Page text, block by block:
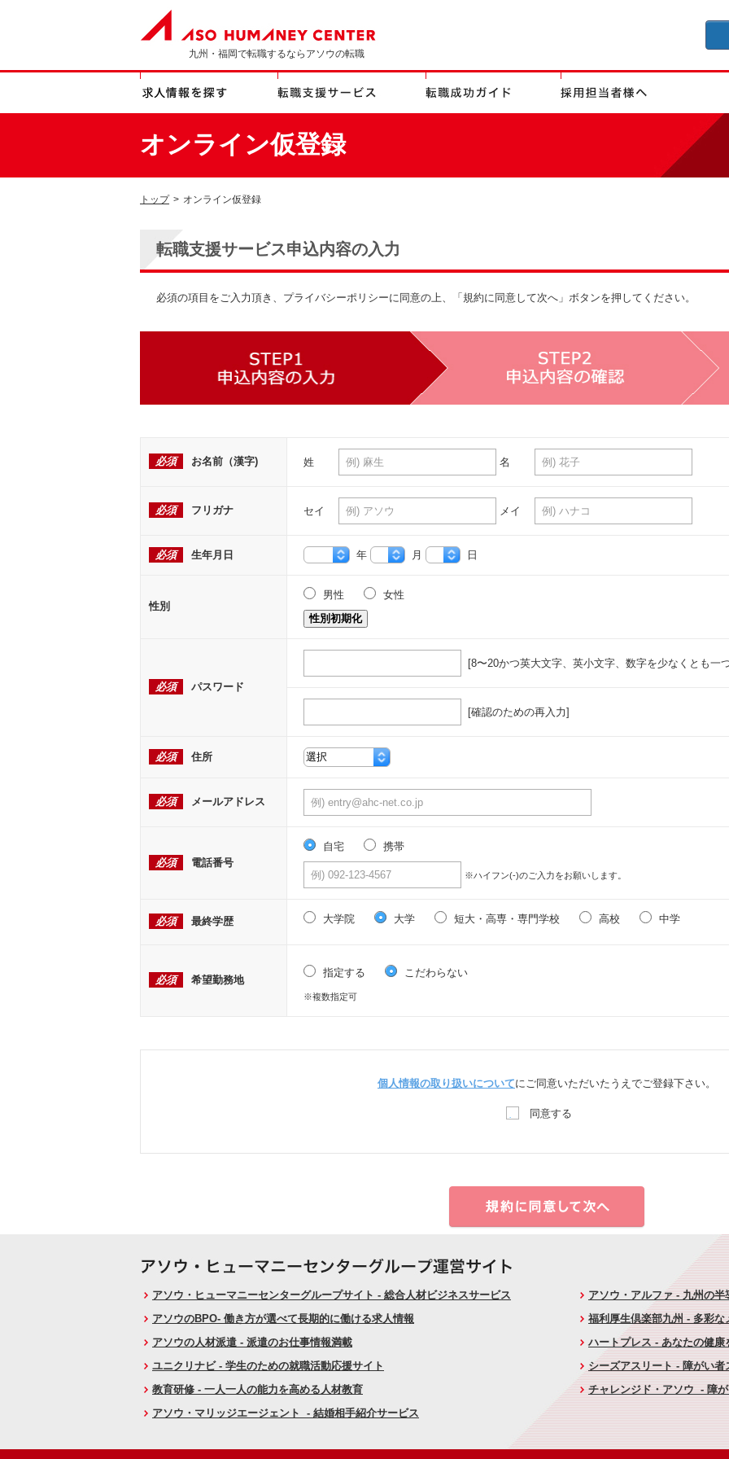
九州・福岡で転職するならアソウの転職
オンライン仮登録
トップ > オンライン仮登録
転職支援サービス申込内容の入力
必須の項目をご入力頂き、プライバシーポリシーに同意の上、「規約に同意して次へ」ボタンを押してください。
必須 お名前（漢字) 姓 名
必須 フリガナ セイ メイ
必須 生年月日 年 月 日
性別
男性
女性
性別初期化
必須 パスワード
[8〜20かつ英大文字、英小文字、数字を少なくとも一
[確認のための再入力]
必須 住所
必須 メールアドレス
必須 電話番号
自宅 携帯
※ハイフン(-)のご入力をお願いします。
必須 最終学歴 大学院 大学 短大・高専・専門学校 高校 中学
必須 希望勤務地
指定する こだわらない
※複数指定可
個人情報の取り扱いについてにご同意いただいたうえでご登録下さい。
同意する
アソウ・ヒューマニーセンターグループサイト - 総合人材ビジネスサービス
アソウのBPO- 働き方が選べて長期的に働ける求人情報
アソウの人材派遣 - 派遣のお仕事情報満載
ユニクリナビ - 学生のための就職活動応援サイト
教育研修 - 一人一人の能力を高める人材教育
アソウ・マリッジエージェント - 結婚相手紹介サービス
アソウ・アルファ - 九州の
福利厚生倶楽部九州 - 多彩
ハートプレス - あなたの健康
シーズアスリート - 障がい
チャレンジド・アソウ - 障